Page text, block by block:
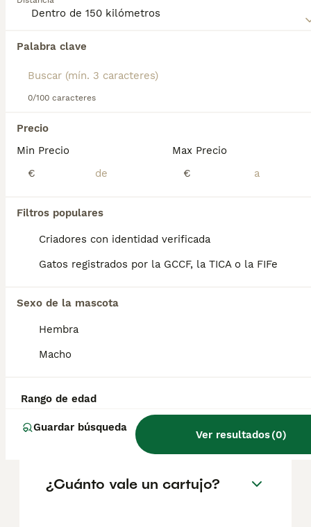
Palabra clave
0/100 caracteres
Precio
Min Precio
€
Max Precio
€
Filtros populares
Criadores con identidad verificada
Gatos registrados por la GCCF, la TICA o la FIFe
Sexo de la mascota
Hembra
Macho
Rango de edad
Guardar búsqueda
Ver resultados(0)
Encontramos 0 Cartujo Gatos y gatitos en
Si deseas exactamente esta búsqueda guarda tu
búsqueda y espera el resultado perfecto:
Preguntas frecuentes
¿Cuánto vale un gato
cartujo?
El coste de adquisición de esta raza puede
reputación del criador y la ubicación
geográfica. Es fundamental acudir a
criadores responsables que garanticen la
Informarse bien y comparar opciones antes
¿Qué es un gato cartujo?
¿Cuánto vale un cartujo?